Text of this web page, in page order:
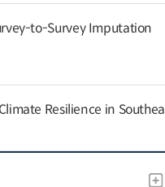
to-Survey Imputation
Resilience in